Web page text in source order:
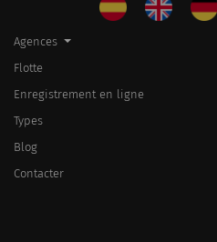
Agences
Flotte
Enregistrement en ligne
Types
Blog
Contacter